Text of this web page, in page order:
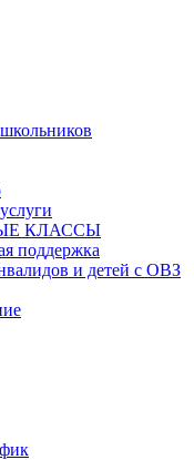
КЛАССЫ
поддержка
и детей с ОВЗ